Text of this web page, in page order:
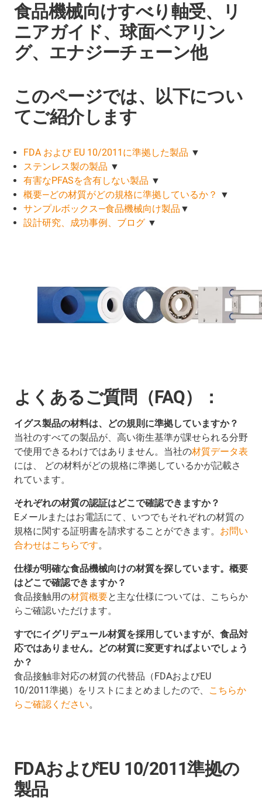
食品機械向けすべり軸受、リ
ニアガイド、球面ベアリン
グ、エナジーチェーン他
このページでは、以下につい
てご紹介します
FDA および EU 10/2011に準拠した製品 ▼
ステンレス製の製品 ▼
有害なPFASを含有しない製品 ▼
概要―どの材質がどの規格に準拠しているか？ ▼
サンプルボックス―食品機械向け製品 ▼
設計研究、成功事例、ブログ ▼
よくあるご質問（FAQ）：
イグス製品の材料は、どの規則に準拠していますか？
当社のすべての製品が、高い衛生基準が課せられる分野
で使用できるわけではありません。当社の材質データ表
には、 どの材料がどの規格に準拠しているかが記載さ
れています。
それぞれの材質の認証はどこで確認できますか？
Eメールまたはお電話にて、いつでもそれぞれの材質の
規格に関する証明書を請求することができます。 お問い
合わせはこちらです。
仕様が明確な食品機械向けの材質を探しています。概要
はどこで確認できますか？
食品接触用の材質概要と主な仕様については、こちらか
らご確認いただけます。
すでにイグリデュール材質を採用していますが、食品対
応ではありません。どの材質に変更すればよいでしょう
か？
食品接触非対応の材質の代替品（FDAおよびEU
10/2011準拠）をリストにまとめましたので、
こちらか
らご確認ください。
FDAおよびEU 10/2011準拠の
製品